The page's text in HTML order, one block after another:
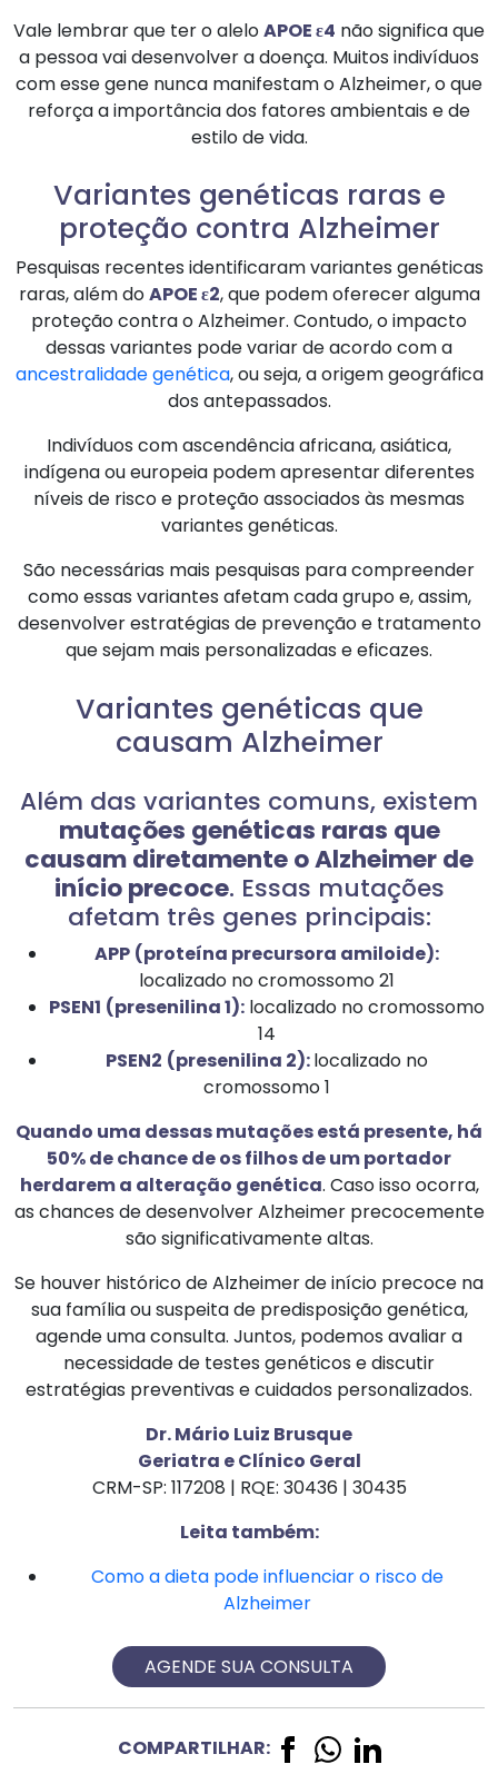
Vale lembrar que ter o aleloAPOE ε4 não significa que
a pessoa vai desenvolver a doença. Muitos indivíduos
com esse gene nunca manifestam o Alzheimer, o que
reforça a importância dos fatores ambientais e de
estilo de vida.
Variantes genéticas raras e
proteção contra Alzheimer
Pesquisas recentes identificaram variantes genéticas
raras, além doAPOE ε2, que podem oferecer alguma
proteção contra o Alzheimer. Contudo, o impacto
dessas variantes pode variar de acordo com a
ancestralidade genética, ou seja, a origem geográfica
dos antepassados.
Indivíduos com ascendência africana, asiática,
indígena ou europeia podem apresentar diferentes
níveis de risco e proteção associados às mesmas
variantes genéticas.
São necessárias mais pesquisas para compreender
como essas variantes afetam cada grupo e, assim,
desenvolver estratégias de prevenção e tratamento
que sejam mais personalizadas e eficazes.
Variantes genéticas que
causam Alzheimer
Além das variantes comuns, existem
mutações genéticas raras que
causam diretamente o Alzheimer de
início precoce. Essas mutações
afetam três genes principais:
APP (proteína precursora amiloide):
localizado no cromossomo 21
PSEN1 (presenilina 1): localizado no cromossomo
14
PSEN2 (presenilina 2):localizado no
cromossomo 1
Quando uma dessas mutações está presente, há
50% de chance de os filhos de um portador
herdarem a alteração genética. Caso isso ocorra,
as chances de desenvolver Alzheimer precocemente
são significativamente altas.
Se houver histórico de Alzheimer de início precoce na
sua família ou suspeita de predisposição genética,
agende uma consulta. Juntos, podemos avaliar a
necessidade de testes genéticos e discutir
estratégias preventivas e cuidados personalizados.
Dr. Mário Luiz Brusque
Geriatra e Clínico Geral
CRM-SP: 117208 | RQE: 30436 | 30435
Leita também:
Como a dieta pode influenciar o risco de
Alzheimer
AGENDE SUA CONSULTA
COMPARTILHAR: